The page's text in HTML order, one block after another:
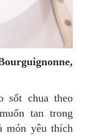
tan trong
món yêu thích